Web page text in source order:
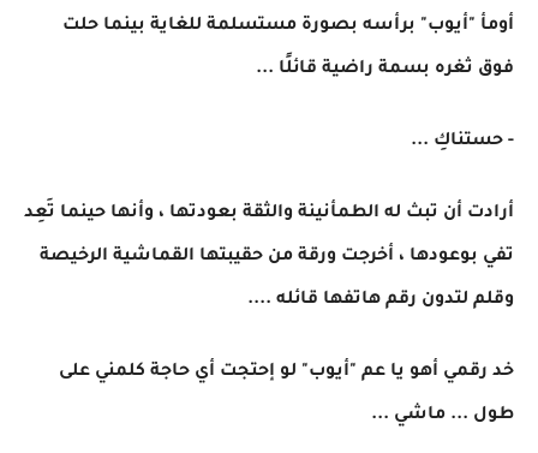
أومأ "أيوب" برأسه بصورة مستسلمة للغاية بينما حلت
فوق ثغره بسمة راضية قائلًا ...
- حستناكِ ...
أرادت أن تبث له الطمأنينة والثقة بعودتها ، وأنها حينما تَعِد
تفي بوعودها ، أخرجت ورقة من حقيبتها القماشية الرخيصة
وقلم لتدون رقم هاتفها قائله ....
خد رقمي أهو يا عم "أيوب" لو إحتجت أي حاجة كلمني على
طول ... ماشي ...